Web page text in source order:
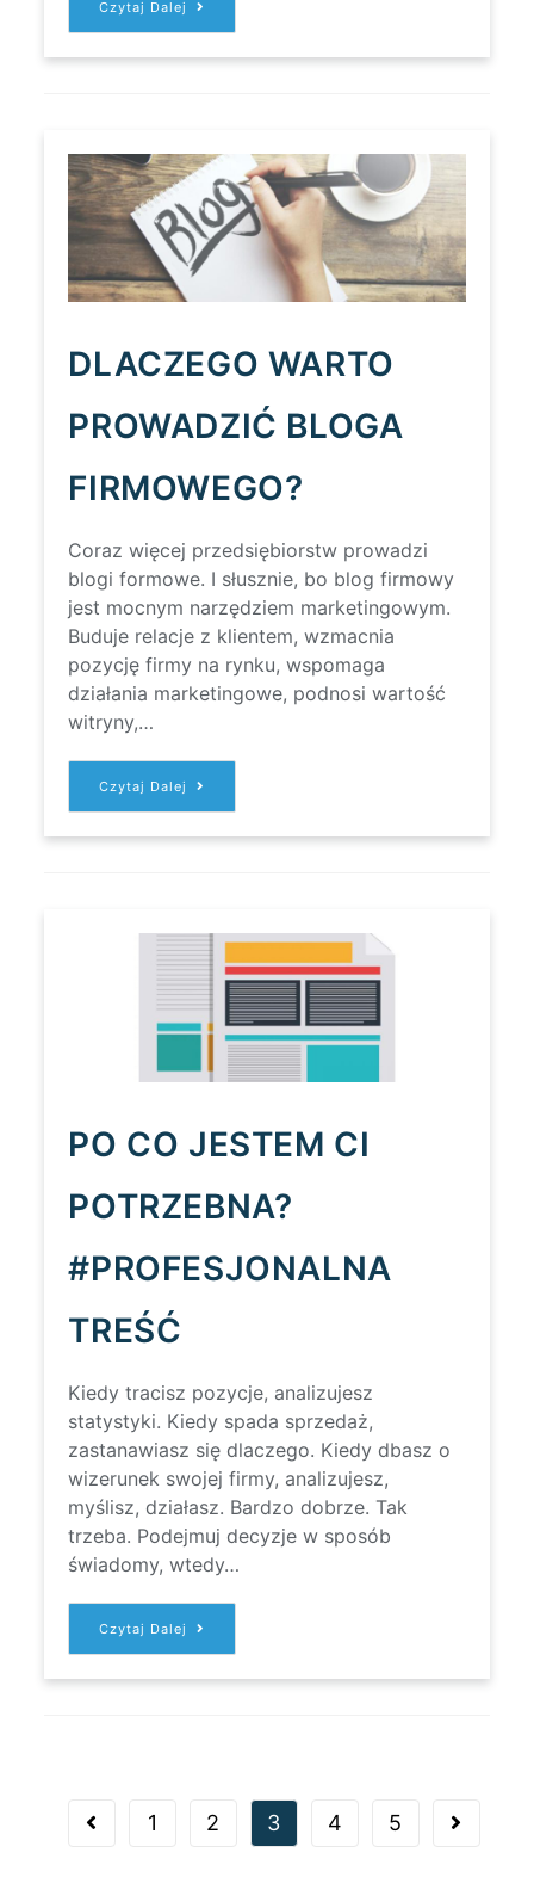
Czytaj Dalej
CONTENT
DLA
B2B
DLACZEGO WARTO
PROWADZIĆ BLOGA
FIRMOWEGO?
Coraz więcej przedsiębiorstw prowadzi
blogi formowe. I słusznie, bo blog firmowy
jest mocnym narzędziem marketingowym.
Buduje relacje z klientem, wzmacnia
pozycję firmy na rynku, wspomaga
działania marketingowe, podnosi wartość
witryny,…
Czytaj Dalej
DLACZEGO
PROWADZIĆ
BLOGA
PO CO JESTEM CI
POTRZEBNA?
#PROFESJONALNA
TREŚĆ
Kiedy tracisz pozycje, analizujesz
statystyki. Kiedy spada sprzedaż,
zastanawiasz się dlaczego. Kiedy dbasz o
wizerunek swojej firmy, analizujesz,
myślisz, działasz. Bardzo dobrze. Tak
trzeba. Podejmuj decyzje w sposób
świadomy, wtedy…
Czytaj Dalej
PO
JESTEM
CI
Go to the previous page
1 2 3 4 5 Go to the